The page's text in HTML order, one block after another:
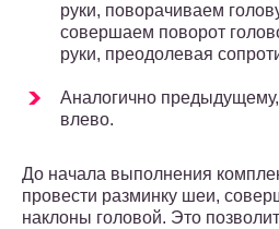
руки, поворачиваем
совершаем поворот
руки, преодолевая
Аналогично
влево.
До начала выполнения
провести разминку шеи,
наклоны головой. Это